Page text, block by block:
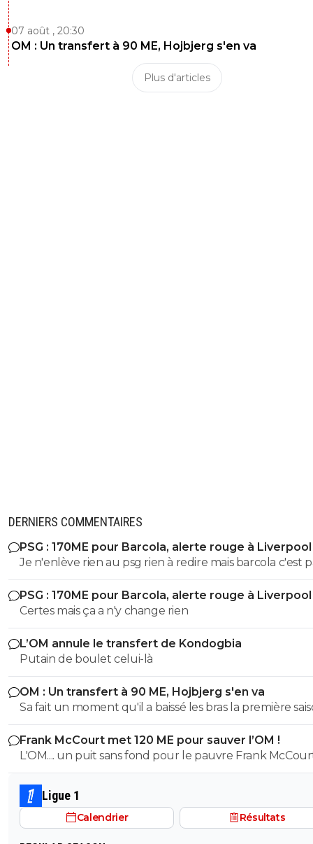
07 août , 20:30
OM : Un transfert à 90 ME, Hojbjerg s'en va
Plus d'articles
DERNIERS COMMENTAIRES
PSG : 170ME pour Barcola, alerte rouge à Liverpool
Je n'enlève rien au psg rien à redire mais barcola c'est
plus de 80-100 hors bonus faut arrêter c'est pas kvara
Mbappé Dembelé haaland
PSG : 170ME pour Barcola, alerte rouge à Liverpool
Certes mais ça a n'y change rien
L’OM annule le transfert de Kondogbia
Putain de boulet celui-là
OM : Un transfert à 90 ME, Hojbjerg s'en va
Sa fait un moment qu'il a baissé les bras la première
etait top mais depuis quelques match etait en dessus.
et bon vent a lui pour le reste de sa carrière ...
Frank McCourt met 120 ME pour sauver l’OM !
L'OM.... un puit sans fond pour le pauvre Frank
Ligue 1
Calendrier Résultats